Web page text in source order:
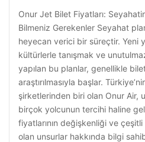
Onur Jet Bilet Fiyatları:
Bilmeniz Gerekenler Seyahat
heyecan verici bir süreçtir. Yeni
kültürlerle tanışmak ve
yapılan bu planlar, genellikle
araştırılmasıyla başlar.
şirketlerinden biri olan Onur Air,
birçok yolcunun tercihi haline
fiyatlarının değişkenliği ve
olan unsurlar hakkında bilgi